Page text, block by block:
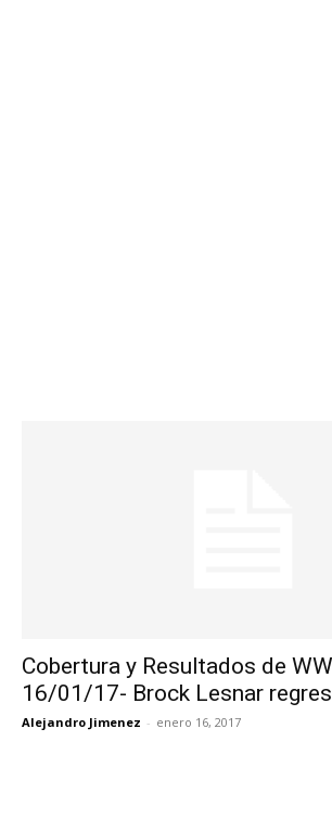
Cobertura y Resultados de
16/01/17- Brock Lesnar
Alejandro Jimenez - enero 16, 2017